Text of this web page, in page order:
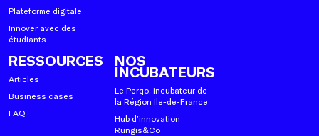
Plateforme digitale
Innover avec des
étudiants
RESSOURCES
Articles
Business cases
FAQ
NOS
INCUBATEURS
Le Perqo, incubateur de
la Région Île-de-France
Hub d’innovation
Rungis&Co